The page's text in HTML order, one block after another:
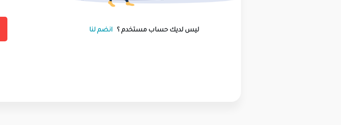
ليس لديك حساب مستخدم ؟ انضم لنا